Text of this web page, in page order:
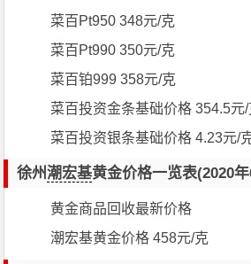
菜百Pt950 348元/克
菜百Pt990 350元/克
菜百铂999 358元/克
菜百投资金条基础价格 354.5元/
菜百投资银条基础价格 4.23元/
徐州潮宏基黄金价格一览表(2020年
黄金商品回收最新价格
潮宏基黄金价格 458元/克